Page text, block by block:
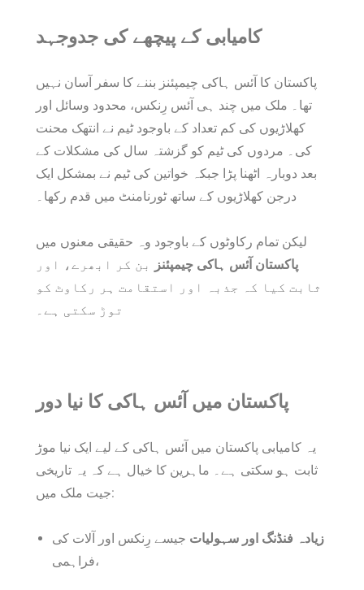
کامیابی کے پیچھے کی جدوجہد
پاکستان کا آئس ہاکی چیمپئنز بننے کا سفر آسان نہیں
تھا۔ ملک میں چند ہی آئس رِنکس، محدود وسائل اور
کھلاڑیوں کی کم تعداد کے باوجود ٹیم نے انتھک محنت
کی۔ مردوں کی ٹیم کو گزشتہ سال کی مشکلات کے
بعد دوبارہ اٹھنا پڑا جبکہ خواتین کی ٹیم نے بمشکل ایک
درجن کھلاڑیوں کے ساتھ ٹورنامنٹ میں قدم رکھا۔
لیکن تمام رکاوٹوں کے باوجود وہ حقیقی معنوں میں
پاکستان آئس ہاکی چیمپئنز
بن کر ابھرے، اور
ثابت کیا کہ جذبہ اور استقامت ہر رکاوٹ کو
توڑ سکتی ہے۔
پاکستان میں آئس ہاکی کا نیا دور
یہ کامیابی پاکستان میں آئس ہاکی کے لیے ایک نیا موڑ
ثابت ہو سکتی ہے۔ ماہرین کا خیال ہے کہ یہ تاریخی
جیت ملک میں:
زیادہ فنڈنگ اور سہولیات جیسے رِنکس اور آلات کی
فراہمی،